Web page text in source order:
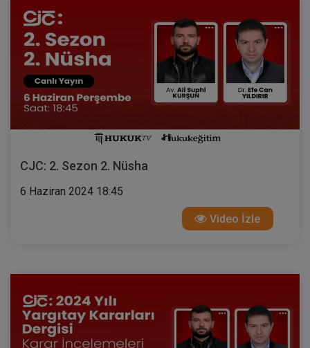
CJC: 2. Sezon 2. Nüsha
6 Haziran 2024 18:45
Video İzle